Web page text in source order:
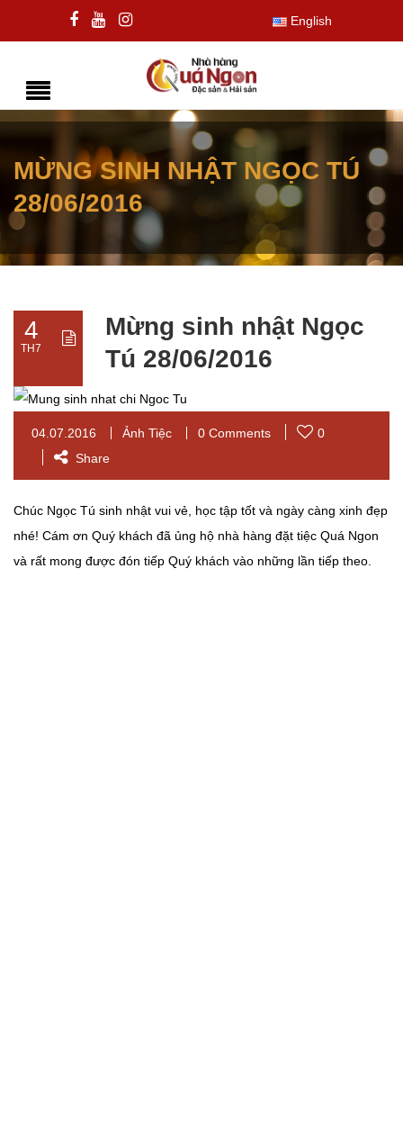
English
MỪNG SINH NHẬT NGỌC TÚ
28/06/2016
4
TH7
Mừng sinh nhật Ngọc
Tú 28/06/2016
04.07.2016 Ảnh Tiệc 0 Comments
0
Share
Chúc Ngọc Tú sinh nhật vui vẻ, học tập tốt và ngày càng xinh đẹp
nhé! Cám ơn Quý khách đã ủng hộ nhà hàng đặt tiệc Quá Ngon
và rất mong được đón tiếp Quý khách vào những lần tiếp theo.